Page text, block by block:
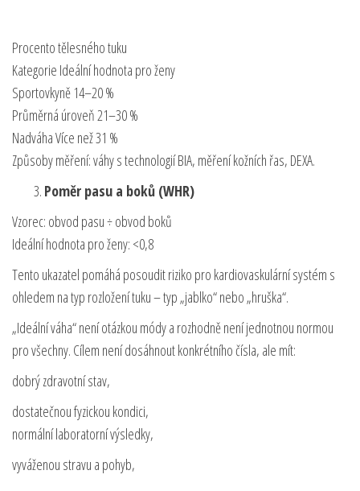
Procento tělesného tuku
Kategorie Ideální hodnota pro ženy
Sportovkyně 14–20 %
Průměrná úroveň 21–30 %
Nadváha Více než 31 %
Způsoby měření: váhy s technologií BIA, měření kožních řas, DEXA.
Poměr pasu a boků (WHR)
Vzorec: obvod pasu ÷ obvod boků
Ideální hodnota pro ženy: <0,8
Tento ukazatel pomáhá posoudit riziko pro kardiovaskulární systém s
ohledem na typ rozložení tuku – typ „jablko“ nebo „hruška“.
„Ideální váha“ není otázkou módy a rozhodně není jednotnou normou
pro všechny. Cílem není dosáhnout konkrétního čísla, ale mít:
dobrý zdravotní stav,
dostatečnou fyzickou kondici,
normální laboratorní výsledky,
vyváženou stravu a pohyb,